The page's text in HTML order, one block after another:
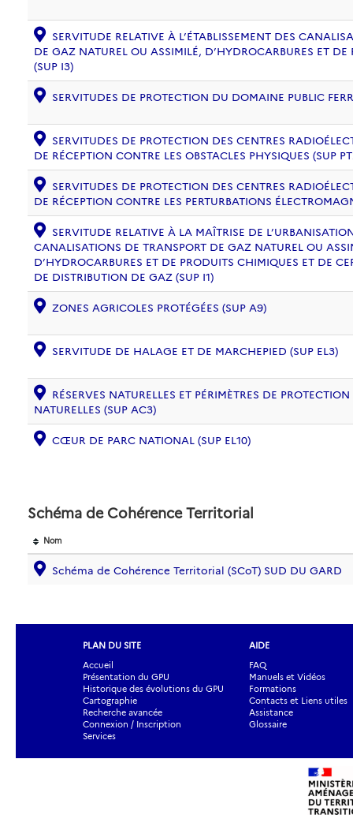
SERVITUDE RELATIVE À L’ÉTABLISSEMENT DES
DE GAZ NATUREL OU ASSIMILÉ, D’HYDROCARBURES ET
(SUP I3)
SERVITUDES DE PROTECTION DU DOMAINE PUBLIC
SERVITUDES DE PROTECTION DES CENTRES
DE RÉCEPTION CONTRE LES OBSTACLES PHYSIQUES (SUP
SERVITUDES DE PROTECTION DES CENTRES
DE RÉCEPTION CONTRE LES PERTURBATIONS
SERVITUDE RELATIVE À LA MAÎTRISE DE
CANALISATIONS DE TRANSPORT DE GAZ NATUREL OU
D’HYDROCARBURES ET DE PRODUITS CHIMIQUES ET DE
DE DISTRIBUTION DE GAZ (SUP I1)
ZONES AGRICOLES PROTÉGÉES (SUP A9)
SERVITUDE DE HALAGE ET DE MARCHEPIED (SUP EL3)
RÉSERVES NATURELLES ET PÉRIMÈTRES DE
NATURELLES (SUP AC3)
CŒUR DE PARC NATIONAL (SUP EL10)
Schéma de Cohérence Territorial
Nom
Schéma de Cohérence Territorial (SCoT) SUD DU GARD
PLAN DU SITE
Accueil
Présentation du GPU
Historique des évolutions du GPU
Cartographie
Recherche avancée
Connexion / Inscription
Services
AIDE
FAQ
Manuels et Vidéos
Formations
Contacts et Liens utiles
Assistance
Glossaire